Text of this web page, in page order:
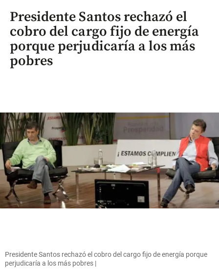
Presidente Santos rechazó el
cobro del cargo fijo de energía
porque perjudicaría a los más
pobres
Presidente Santos rechazó el cobro del cargo fijo de energía porque
perjudicaría a los más pobres |